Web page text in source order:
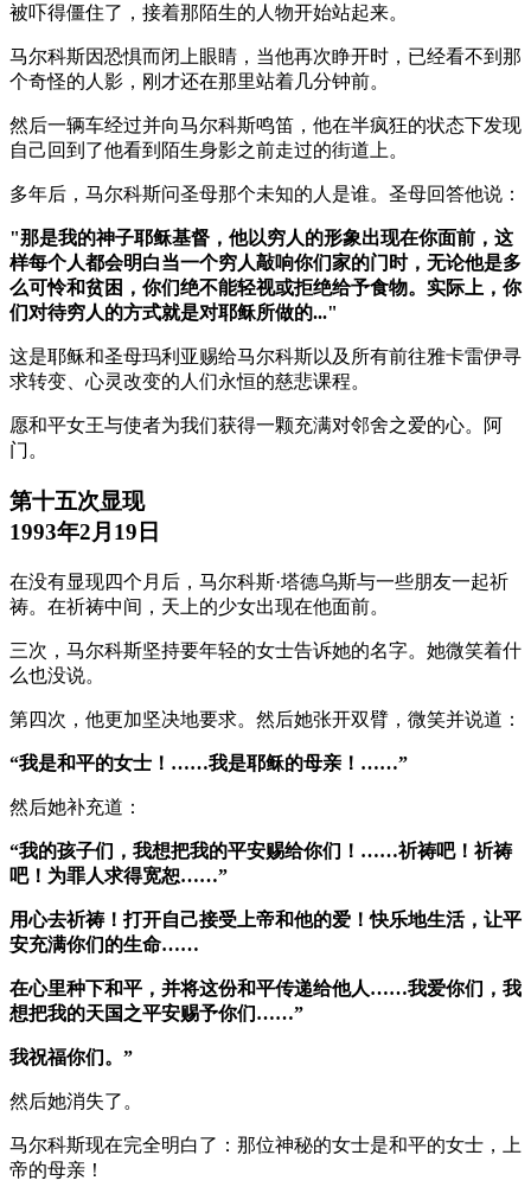
被吓得僵住了，接着那陌生的人物开始站起来。
马尔科斯因恐惧而闭上眼睛，当他再次睁开时，已经看不到那
个奇怪的人影，刚才还在那里站着几分钟前。
然后一辆车经过并向马尔科斯鸣笛，他在半疯狂的状态下发现
自己回到了他看到陌生身影之前走过的街道上。
多年后，马尔科斯问圣母那个未知的人是谁。圣母回答他说：
"那是我的神子耶稣基督，他以穷人的形象出现在你面前，这
样每个人都会明白当一个穷人敲响你们家的门时，无论他是多
么可怜和贫困，你们绝不能轻视或拒绝给予食物。实际上，你
们对待穷人的方式就是对耶稣所做的..."
这是耶稣和圣母玛利亚赐给马尔科斯以及所有前往雅卡雷伊寻
求转变、心灵改变的人们永恒的慈悲课程。
愿和平女王与使者为我们获得一颗充满对邻舍之爱的心。阿
门。
第十五次显现
1993年2月19日
在没有显现四个月后，马尔科斯·塔德乌斯与一些朋友一起祈
祷。在祈祷中间，天上的少女出现在他面前。
三次，马尔科斯坚持要年轻的女士告诉她的名字。她微笑着什
么也没说。
第四次，他更加坚决地要求。然后她张开双臂，微笑并说道：
“我是和平的女士！……我是耶稣的母亲！……”
然后她补充道：
“我的孩子们，我想把我的平安赐给你们！……祈祷吧！祈祷
吧！为罪人求得宽恕……”
用心去祈祷！打开自己接受上帝和他的爱！快乐地生活，让平
安充满你们的生命……
在心里种下和平，并将这份和平传递给他人……我爱你们，我
想把我的天国之平安赐予你们……”
我祝福你们。”
然后她消失了。
马尔科斯现在完全明白了：那位神秘的女士是和平的女士，上
帝的母亲！